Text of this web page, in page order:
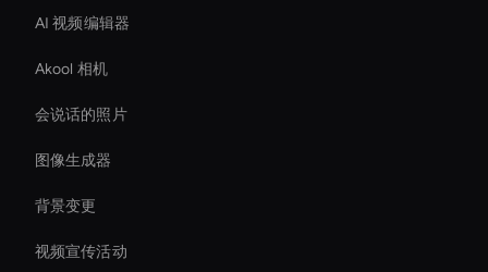
AI 视频编辑器
Akool 相机
会说话的照片
图像生成器
背景变更
视频宣传活动